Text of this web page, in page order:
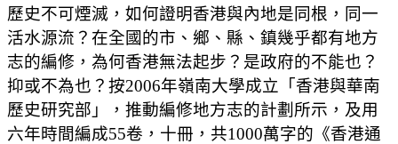
歷史不可煙滅，如何證明香港與內地是同根，同一
活水源流？在全國的市、鄉、縣、鎮幾乎都有地方
志的編修，為何香港無法起步？是政府的不能也？
抑或不為也？按2006年嶺南大學成立「香港與華南
歷史研究部」，推動編修地方志的計劃所示，及用
六年時間編成55卷，十冊，共1000萬字的《香港通